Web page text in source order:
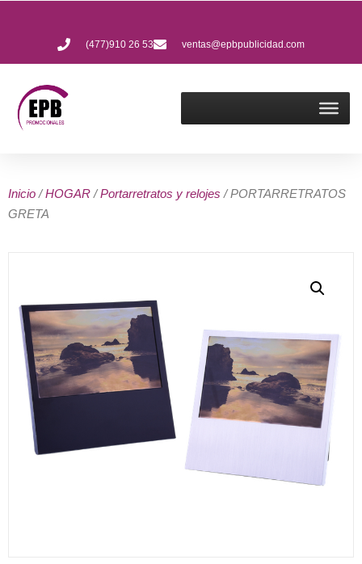
(477)910 26 53 ventas@epbpublicidad.com
Inicio /HOGAR /Portarretratos y relojes / PORTARRETRATOS
GRETA